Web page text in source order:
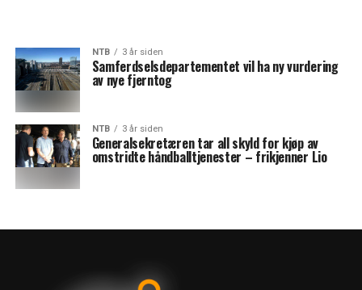
NTB 3 år siden
Samferdselsdepartementet vil ha ny vurdering
av nye fjerntog
NTB 3 år siden
Generalsekretæren tar all skyld for kjøp av
omstridte håndballtjenester – frikjenner Lio